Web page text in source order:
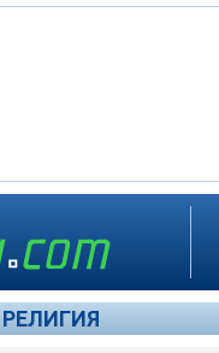
РЕЛИГИЯ
В этот день Алексий
Архив NEWSru.com